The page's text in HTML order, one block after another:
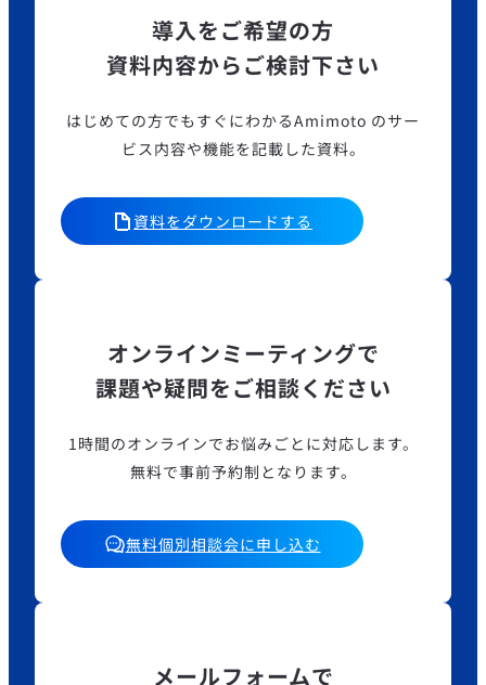
導入をご希望の方
資料内容からご検討下さい
はじめての方でもすぐにわかるAmimoto のサー
ビス内容や機能を記載した資料。
資料をダウンロードする
オンラインミーティングで
課題や疑問をご相談ください
1時間のオンラインでお悩みごとに対応します。
無料で事前予約制となります。
無料個別相談会に申し込む
メールフォームで